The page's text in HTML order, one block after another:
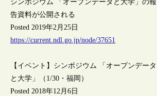
シンポジウム 「オープンデータと大学」の報
告資料が公開される
Posted 2019年2月25日
https://current.ndl.go.jp/node/37651
【イベント】シンポジウム 「オープンデータ
と大学」（1/30・福岡）
Posted 2018年12月6日